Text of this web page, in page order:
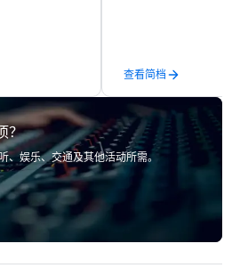
self-
vacations
San
wine
superb hiking,
also have
sourcing,
transportation, VIP
programs,
events, exclusive
on-site coordination.
executive gatherings
team supports clients
Spanish, and English,
查看简档
？
、娱乐、交通及其他活动所需。